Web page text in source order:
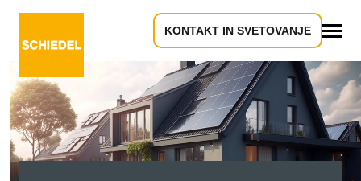
KONTAKT IN SVETOVANJE